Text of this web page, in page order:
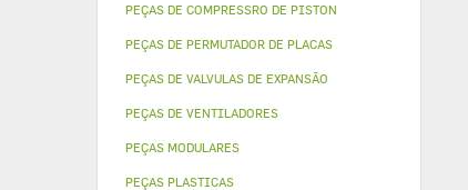
PEÇAS DE COMPRESSRO DE PISTON
PEÇAS DE PERMUTADOR DE PLACAS
PEÇAS DE VALVULAS DE EXPANSÃO
PEÇAS DE VENTILADORES
PEÇAS MODULARES
PEÇAS PLASTICAS